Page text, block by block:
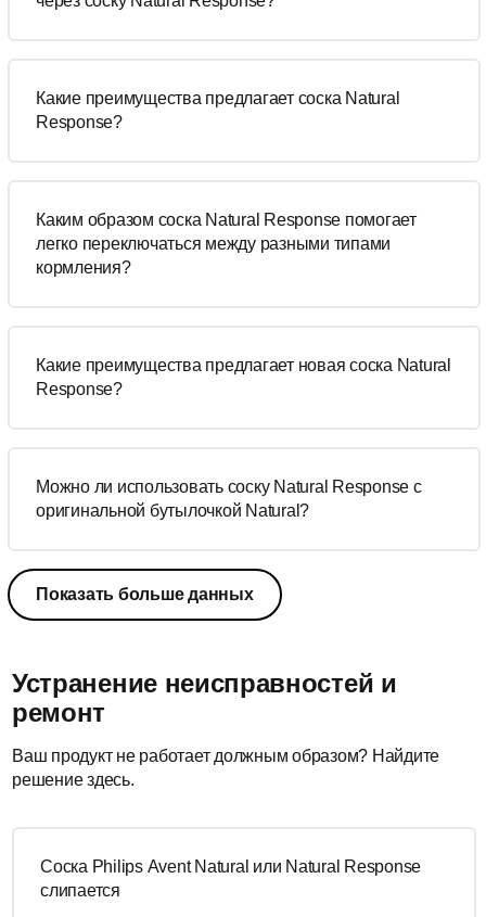
Какие преимущества предлагает соска Natural
Response?
Каким образом соска Natural Response помогает
легко переключаться между разными типами
кормления?
Какие преимущества предлагает новая соска Natural
Response?
Можно ли использовать соску Natural Response с
оригинальной бутылочкой Natural?
Показать больше данных
Устранение неисправностей и
ремонт
Ваш продукт не работает должным образом? Найдите
решение здесь.
Соска Philips Avent Natural или Natural Response
слипается